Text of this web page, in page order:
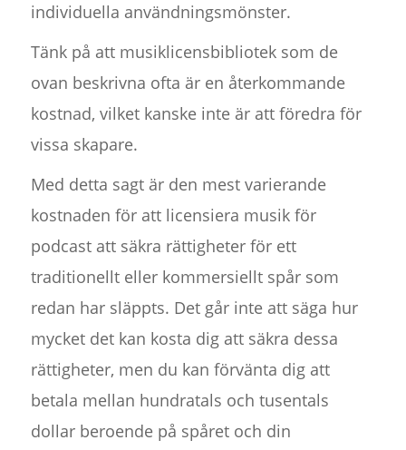
individuella användningsmönster.
Tänk på att musiklicensbibliotek som de
ovan beskrivna ofta är en återkommande
kostnad, vilket kanske inte är att föredra för
vissa skapare.
Med detta sagt är den mest varierande
kostnaden för att licensiera musik för
podcast att säkra rättigheter för ett
traditionellt eller kommersiellt spår som
redan har släppts. Det går inte att säga hur
mycket det kan kosta dig att säkra dessa
rättigheter, men du kan förvänta dig att
betala mellan hundratals och tusentals
dollar beroende på spåret och din